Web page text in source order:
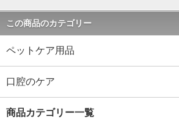
この商品のカテゴリー
ペットケア用品
口腔のケア
商品カテゴリー一覧